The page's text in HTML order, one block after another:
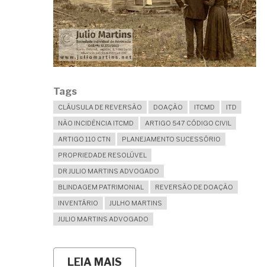
Tags
CLÁUSULA DE REVERSÃO DOAÇÃO ITCMD
ITD
NÃO INCIDÊNCIA ITCMD
ARTIGO 547 CÓDIGO CIVIL
ARTIGO 110 CTN
PLANEJAMENTO SUCESSÓRIO
PROPRIEDADE RESOLÚVEL
DR JULIO MARTINS ADVOGADO
BLINDAGEM PATRIMONIAL
REVERSÃO DE DOAÇÃO
INVENTÁRIO
JULHO MARTINS
JULIO MARTINS ADVOGADO
LEIA MAIS